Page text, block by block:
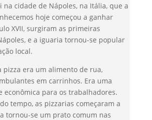
na cidade de Nápoles, na Itália, que a
hoje começou a ganhar
XVII, surgiram as primeiras
e a iguaria tornou-se popular
local.
pizza era um alimento de rua,
em carrinhos. Era uma
econômica para os trabalhadores.
tempo, as pizzarias começaram a
tornou-se um prato comum nas